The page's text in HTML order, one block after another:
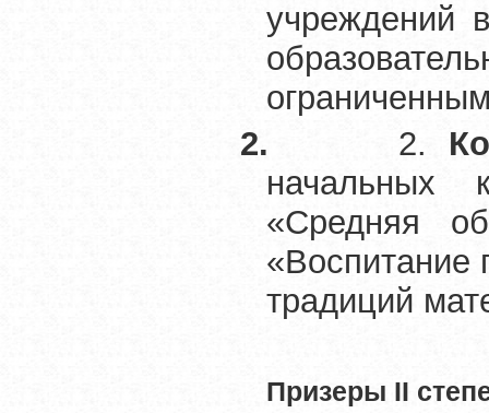
учреждений
2. 2.
«Средняя
«Воспитание
традиций
Призеры II